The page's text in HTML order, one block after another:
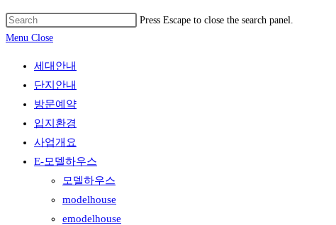
Press Escape to close the search panel.
Menu Close
세대안내
단지안내
방문예약
입지환경
사업개요
E-모델하우스
모델하우스
modelhouse
emodelhouse